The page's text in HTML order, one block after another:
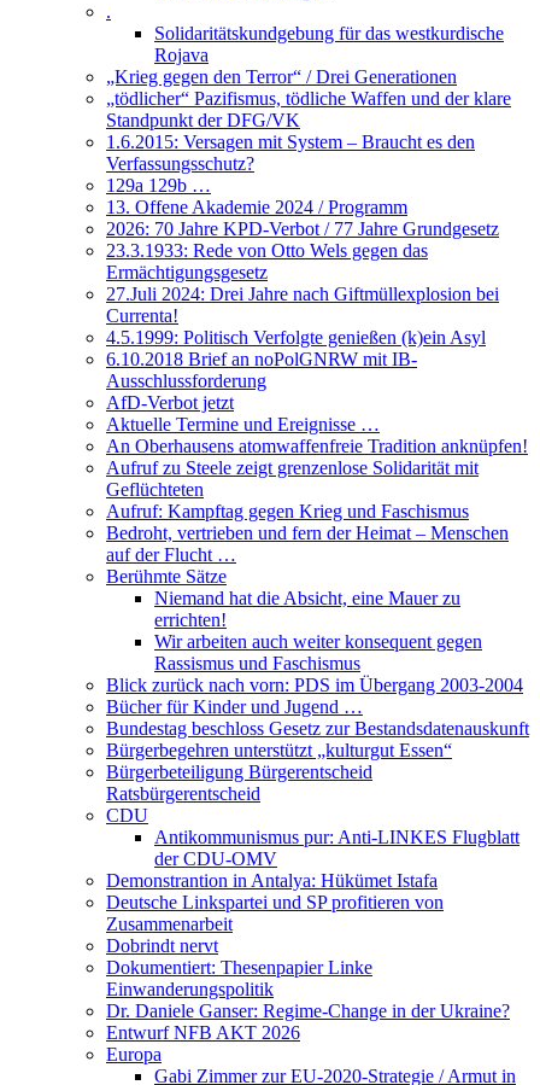
.
Solidaritätskundgebung für das westkurdische
Rojava
„Krieg gegen den Terror“ / Drei Generationen
„tödlicher“ Pazifismus, tödliche Waffen und der klare
Standpunkt der DFG/VK
1.6.2015: Versagen mit System – Braucht es den
Verfassungsschutz?
129a 129b …
13. Offene Akademie 2024 / Programm
2026: 70 Jahre KPD-Verbot / 77 Jahre Grundgesetz
23.3.1933: Rede von Otto Wels gegen das
Ermächtigungsgesetz
27.Juli 2024: Drei Jahre nach Giftmüllexplosion bei
Currenta!
4.5.1999: Politisch Verfolgte genießen (k)ein Asyl
6.10.2018 Brief an noPolGNRW mit IB-
Ausschlussforderung
AfD-Verbot jetzt
Aktuelle Termine und Ereignisse …
An Oberhausens atomwaffenfreie Tradition anknüpfen!
Aufruf zu Steele zeigt grenzenlose Solidarität mit
Geflüchteten
Aufruf: Kampftag gegen Krieg und Faschismus
Bedroht, vertrieben und fern der Heimat – Menschen
auf der Flucht …
Berühmte Sätze
Niemand hat die Absicht, eine Mauer zu
errichten!
Wir arbeiten auch weiter konsequent gegen
Rassismus und Faschismus
Blick zurück nach vorn: PDS im Übergang 2003-2004
Bücher für Kinder und Jugend …
Bundestag beschloss Gesetz zur Bestandsdatenauskunft
Bürgerbegehren unterstützt „kulturgut Essen“
Bürgerbeteiligung Bürgerentscheid
Ratsbürgerentscheid
CDU
Antikommunismus pur: Anti-LINKES Flugblatt
der CDU-OMV
Demonstrantion in Antalya: Hükümet Istafa
Deutsche Linkspartei und SP profitieren von
Zusammenarbeit
Dobrindt nervt
Dokumentiert: Thesenpapier Linke
Einwanderungspolitik
Dr. Daniele Ganser: Regime-Change in der Ukraine?
Entwurf NFB AKT 2026
Europa
Gabi Zimmer zur EU-2020-Strategie / Armut in